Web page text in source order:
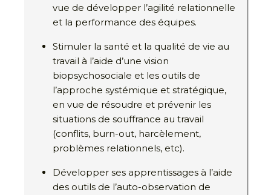
vue de développer l’agilité relationnelle
et la performance des équipes.
Stimuler la santé et la qualité de vie au
travail à l’aide d’une vision
biopsychosociale et les outils de
l’approche systémique et stratégique,
en vue de résoudre et prévenir les
situations de souffrance au travail
(conflits, burn-out, harcèlement,
problèmes relationnels, etc).
Développer ses apprentissages à l’aide
des outils de l’auto-observation de